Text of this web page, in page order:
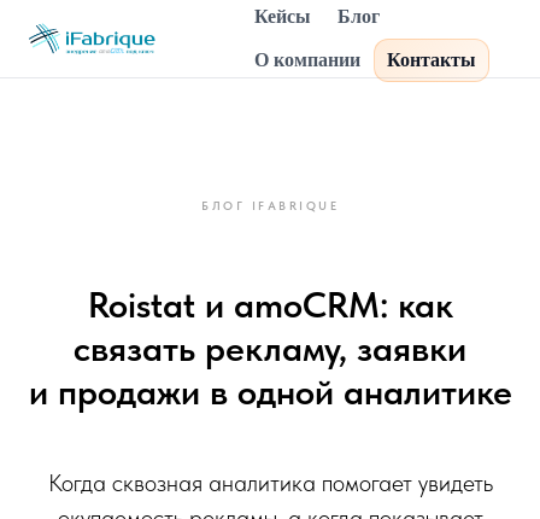
Кейсы Блог
О компании Контакты
БЛОГ IFABRIQUE
Roistat и amoCRM: как
связать рекламу, заявки
и продажи в одной аналитике
Когда сквозная аналитика помогает увидеть